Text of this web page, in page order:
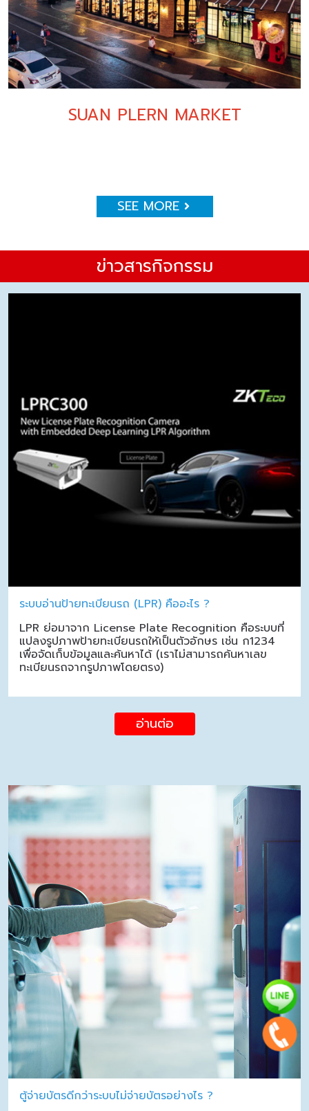
SUAN PLERN MARKET
SEE MORE
ข่าวสารกิจกรรม
ระบบอ่านป้ายทะเบียนรถ (LPR) คืออะไร ?
LPR ย่อมาจาก License Plate Recognition คือระบบที่
แปลงรูปภาพป้ายทะเบียนรถให้เป็นตัวอักษร เช่น ก1234
เพื่อจัดเก็บข้อมูลและค้นหาได้ (เราไม่สามารถค้นหาเลข
ทะเบียนรถจากรูปภาพโดยตรง)
อ่านต่อ
ตู้จ่ายบัตรดีกว่าระบบไม่จ่ายบัตรอย่างไร ?